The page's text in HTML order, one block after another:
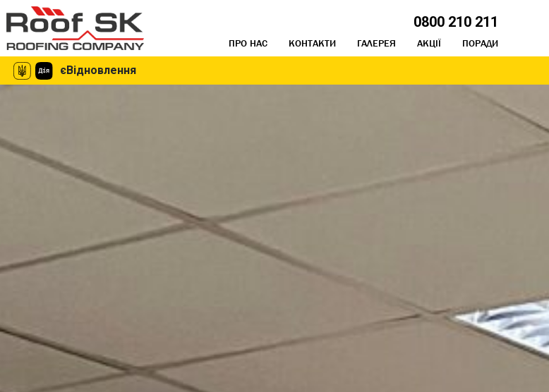
0800 210 211
ПРО НАС КОНТАКТИ ГАЛЕРЕЯ АКЦІЇ ПОРАДИ
єВідновлення
єВідновлення